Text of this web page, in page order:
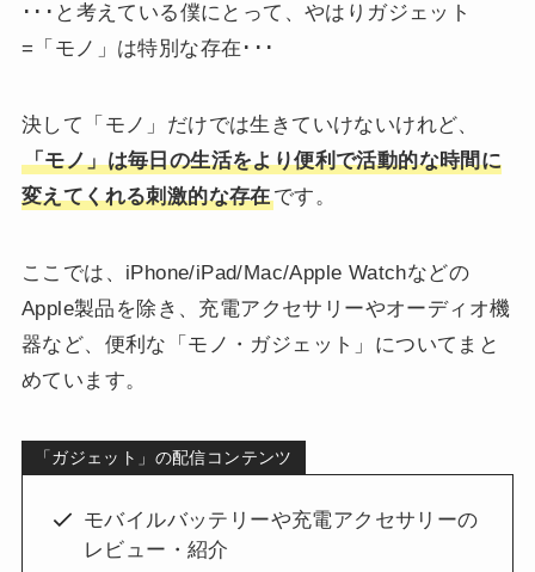
･･･と考えている僕にとって、やはりガジェット
=「モノ」は特別な存在･･･
決して「モノ」だけでは生きていけないけれど、
「モノ」は毎日の生活をより便利で活動的な時間に
変えてくれる刺激的な存在です。
ここでは、iPhone/iPad/Mac/Apple Watchなどの
Apple製品を除き、充電アクセサリーやオーディオ機
器など、便利な「モノ・ガジェット」についてまと
めています。
「ガジェット」の配信コンテンツ
モバイルバッテリーや充電アクセサリーの
レビュー・紹介